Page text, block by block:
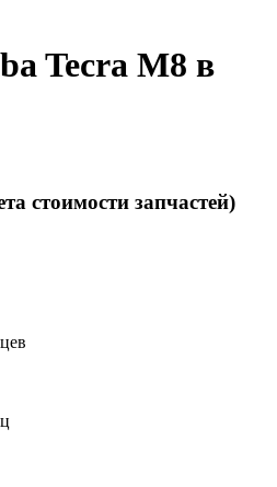
Tecra M8 в
стоимости запчастей)